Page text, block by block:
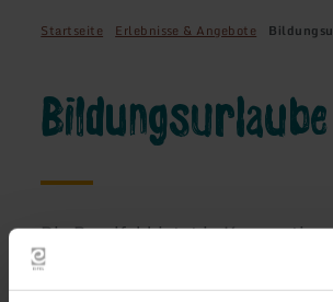
Startseite Erlebnisse & Angebote
Bildungsurlaube
Die Rureifel bietet in Kooperation
Heinrich-Böll-Stiftung spannende
Bildungsurlaube an, die